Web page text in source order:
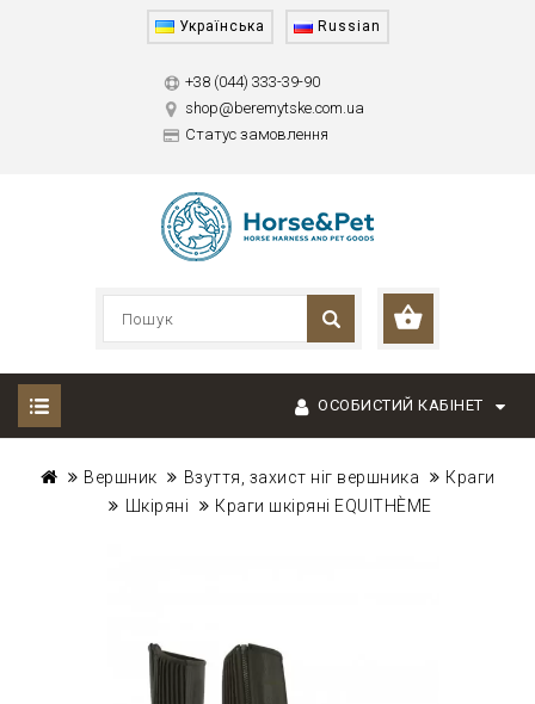
Українська Russian
+38 (044) 333-39-90
shop@beremytske.com.ua
Статус замовлення
ОСОБИСТИЙ КАБІНЕТ
Вершник Взуття, захист ніг вершника
Краги
Шкіряні
Краги шкіряні EQUITHÈME